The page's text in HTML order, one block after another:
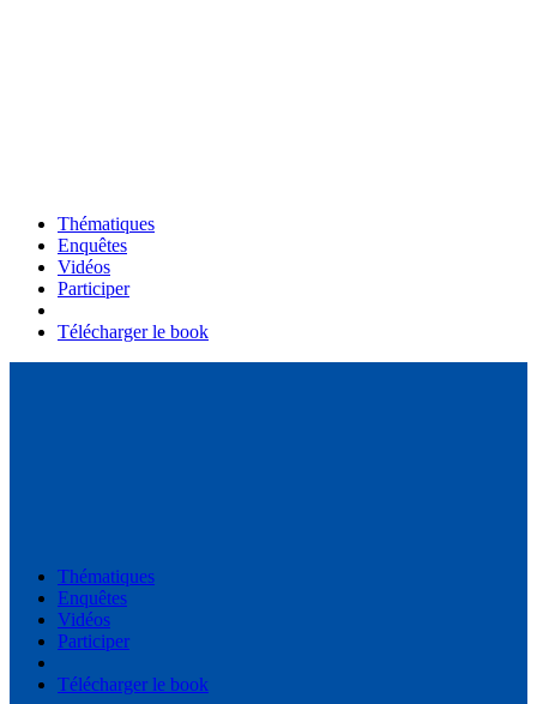
Thématiques
Enquêtes
Vidéos
Participer
Télécharger le book
Thématiques
Enquêtes
Vidéos
Participer
Télécharger le book